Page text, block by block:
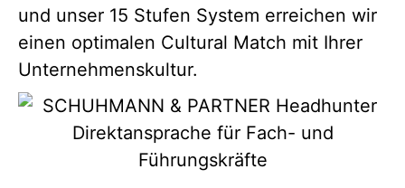
und unser 15 Stufen System erreichen wir
einen optimalen Cultural Match mit Ihrer
Unternehmenskultur.